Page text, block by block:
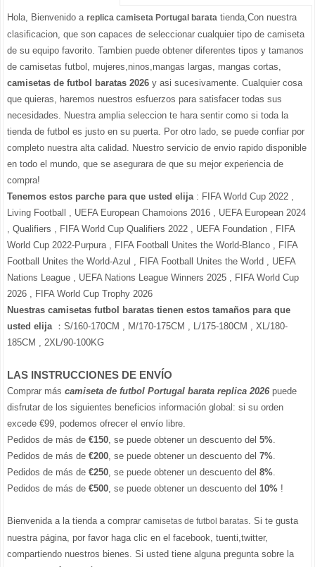
Hola, Bienvenido a replica camiseta Portugal barata tienda,Con nuestra
clasificacion, que son capaces de seleccionar cualquier tipo de camiseta
de su equipo favorito. Tambien puede obtener diferentes tipos y tamanos
de camisetas futbol, mujeres,ninos,mangas largas, mangas cortas,
camisetas de futbol baratas 2026 y asi sucesivamente. Cualquier cosa
que quieras, haremos nuestros esfuerzos para satisfacer todas sus
necesidades. Nuestra amplia seleccion te hara sentir como si toda la
tienda de futbol es justo en su puerta. Por otro lado, se puede confiar por
completo nuestra alta calidad. Nuestro servicio de envio rapido disponible
en todo el mundo, que se asegurara de que su mejor experiencia de
compra!
Tenemos estos parche para que usted elija: FIFA World Cup 2022 ,
Living Football , UEFA European Chamoions 2016 , UEFA European 2024
, Qualifiers , FIFA World Cup Qualifiers 2022 , UEFA Foundation , FIFA
World Cup 2022-Purpura , FIFA Football Unites the World-Blanco , FIFA
Football Unites the World-Azul , FIFA Football Unites the World , UEFA
Nations League , UEFA Nations League Winners 2025 , FIFA World Cup
2026 , FIFA World Cup Trophy 2026
Nuestras camisetas futbol baratas tienen estos tamaños para que
usted elija：S/160-170CM , M/170-175CM , L/175-180CM , XL/180-
185CM , 2XL/90-100KG
LAS INSTRUCCIONES DE ENVÍO
Comprar más camiseta de futbol Portugal barata replica 2026 puede
disfrutar de los siguientes beneficios información global: si su orden
excede €99, podemos ofrecer el envío libre.
Pedidos de más de €150, se puede obtener un descuento del 5%.
Pedidos de más de €200, se puede obtener un descuento del 7%.
Pedidos de más de €250, se puede obtener un descuento del 8%.
Pedidos de más de €500, se puede obtener un descuento del 10% !
Bienvenida a la tienda a comprar camisetas de futbol baratas. Si te gusta
nuestra página, por favor haga clic en el facebook, tuenti,twitter,
compartiendo nuestros bienes. Si usted tiene alguna pregunta sobre la